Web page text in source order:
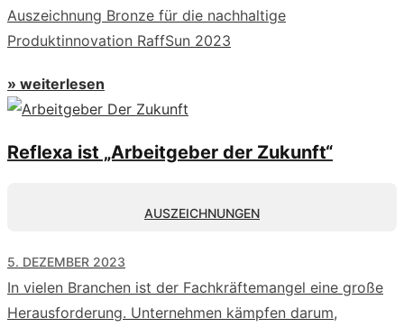
Auszeichnung Bronze für die nachhaltige
Produktinnovation RaffSun 2023
» weiterlesen
Reflexa ist „Arbeitgeber der Zukunft“
AUSZEICHNUNGEN
5. DEZEMBER 2023
In vielen Branchen ist der Fachkräftemangel eine große
Herausforderung. Unternehmen kämpfen darum,